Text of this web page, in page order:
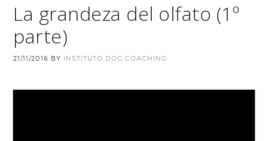
La grandeza del olfato (1º
parte)
21/11/2016 BY INSTITUTO DOG COACHING